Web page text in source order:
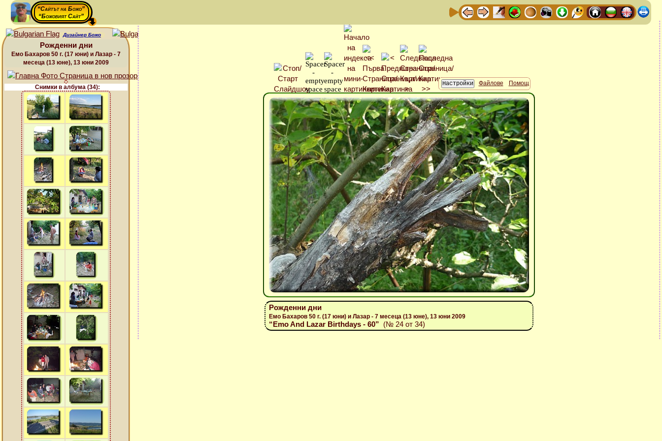
“Сайтът на Божо”
“Божовият Сайт”
Дизайнер Божо
Рожденни дни
Емо Бахаров 50 г. (17 юни) и Лазар - 7
месеца (13 юне), 13 юни 2009
Снимки в албума (34):
Файлове Помощ
Рожденни дни
Емо Бахаров 50 г. (17 юни) и Лазар - 7 месеца (13 юне), 13 юни 2009
“Emo And Lazar Birthdays - 60” (№ 24 от 34)